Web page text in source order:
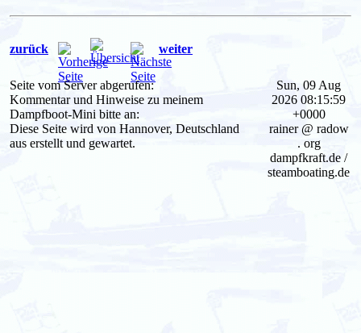
zurück weiter
Seite vom Server abgerufen:
Kommentar und Hinweise zu meinem
Dampfboot-Mini bitte an:
Diese Seite wird von Hannover, Deutschland
aus erstellt und gewartet.
Sun, 09 Aug
2026 08:15:59
+0000
rainer @ radow
. org
dampfkraft.de /
steamboating.de